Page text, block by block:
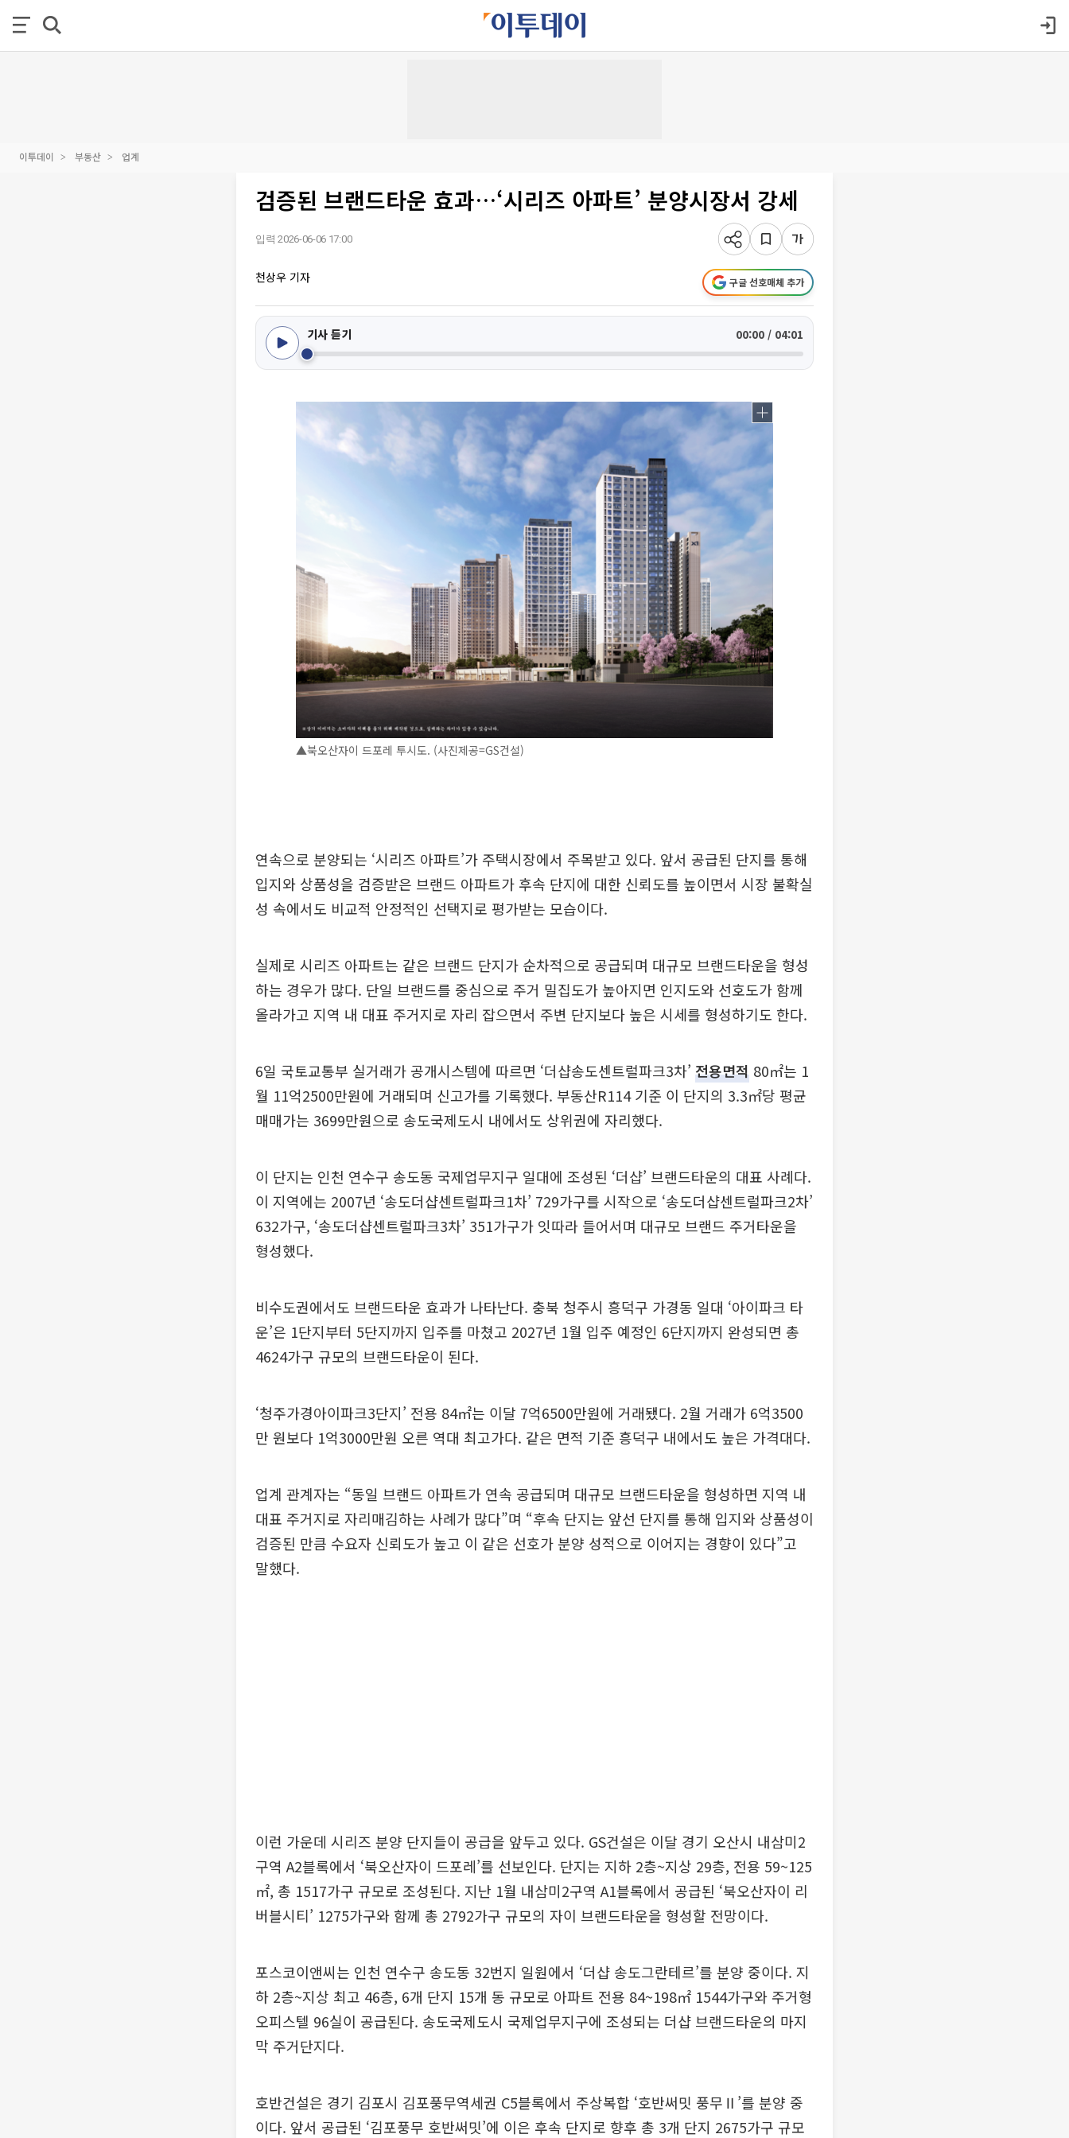
이투데이 부동산 업계
검증된 브랜드타운 효과…‘시리즈 아파트’ 분양시장서 강세
입력 2026-06-06 17:00
천상우 기자 구글 선호매체 추가
기사 듣기 00:00 / 04:01
▲북오산자이 드포레 투시도. (사진제공=GS건설)
연속으로 분양되는 ‘시리즈 아파트’가 주택시장에서 주목받고 있다. 앞서 공급된 단지를 통해
입지와 상품성을 검증받은 브랜드 아파트가 후속 단지에 대한 신뢰도를 높이면서 시장 불확실
성 속에서도 비교적 안정적인 선택지로 평가받는 모습이다.
실제로 시리즈 아파트는 같은 브랜드 단지가 순차적으로 공급되며 대규모 브랜드타운을 형성
하는 경우가 많다. 단일 브랜드를 중심으로 주거 밀집도가 높아지면 인지도와 선호도가 함께
올라가고 지역 내 대표 주거지로 자리 잡으면서 주변 단지보다 높은 시세를 형성하기도 한다.
6일 국토교통부 실거래가 공개시스템에 따르면 ‘더샵송도센트럴파크3차’ 전용면적 80㎡는 1
월 11억2500만원에 거래되며 신고가를 기록했다. 부동산R114 기준 이 단지의 3.3㎡당 평균
매매가는 3699만원으로 송도국제도시 내에서도 상위권에 자리했다.
이 단지는 인천 연수구 송도동 국제업무지구 일대에 조성된 ‘더샵’ 브랜드타운의 대표 사례다.
이 지역에는 2007년 ‘송도더샵센트럴파크1차’ 729가구를 시작으로 ‘송도더샵센트럴파크2차’
632가구, ‘송도더샵센트럴파크3차’ 351가구가 잇따라 들어서며 대규모 브랜드 주거타운을
형성했다.
비수도권에서도 브랜드타운 효과가 나타난다. 충북 청주시 흥덕구 가경동 일대 ‘아이파크 타
운’은 1단지부터 5단지까지 입주를 마쳤고 2027년 1월 입주 예정인 6단지까지 완성되면 총
4624가구 규모의 브랜드타운이 된다.
‘청주가경아이파크3단지’ 전용 84㎡는 이달 7억6500만원에 거래됐다. 2월 거래가 6억3500
만 원보다 1억3000만원 오른 역대 최고가다. 같은 면적 기준 흥덕구 내에서도 높은 가격대다.
업계 관계자는 “동일 브랜드 아파트가 연속 공급되며 대규모 브랜드타운을 형성하면 지역 내
대표 주거지로 자리매김하는 사례가 많다”며 “후속 단지는 앞선 단지를 통해 입지와 상품성이
검증된 만큼 수요자 신뢰도가 높고 이 같은 선호가 분양 성적으로 이어지는 경향이 있다”고
말했다.
이런 가운데 시리즈 분양 단지들이 공급을 앞두고 있다. GS건설은 이달 경기 오산시 내삼미2
구역 A2블록에서 ‘북오산자이 드포레’를 선보인다. 단지는 지하 2층~지상 29층, 전용 59~125
㎡, 총 1517가구 규모로 조성된다. 지난 1월 내삼미2구역 A1블록에서 공급된 ‘북오산자이 리
버블시티’ 1275가구와 함께 총 2792가구 규모의 자이 브랜드타운을 형성할 전망이다.
포스코이앤씨는 인천 연수구 송도동 32번지 일원에서 ‘더샵 송도그란테르’를 분양 중이다. 지
하 2층~지상 최고 46층, 6개 단지 15개 동 규모로 아파트 전용 84~198㎡ 1544가구와 주거형
오피스텔 96실이 공급된다. 송도국제도시 국제업무지구에 조성되는 더샵 브랜드타운의 마지
막 주거단지다.
호반건설은 경기 김포시 김포풍무역세권 C5블록에서 주상복합 ‘호반써밋 풍무Ⅱ’를 분양 중
이다. 앞서 공급된 ‘김포풍무 호반써밋’에 이은 후속 단지로 향후 총 3개 단지 2675가구 규모